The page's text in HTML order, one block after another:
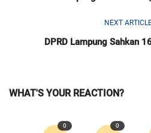
NEXT
DPRD Lampung Sahkan
WHAT'S YOUR REACTION?
0 0